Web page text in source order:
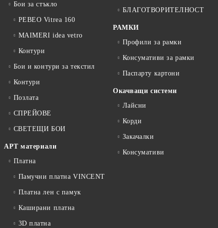
Бои за стъкло
PEBEO Vitrea 160
MAIMERI idea vetro
Контури
Бои и контури за текстил
Контури
Позлата
СПРЕЙОВЕ
СВЕТЕЩИ БОИ
АРТ материали
Платна
Памучни платна VINCENT
Платна лен с памук
Каширани платна
3D платна
БЛАГОТВОРИТЕЛНОСТ
РАМКИ
Профили за рамки
Консумативи за рамки
Паспарту картони
Окачващи системи
Лайсни
Корди
Закачалки
Консумативи